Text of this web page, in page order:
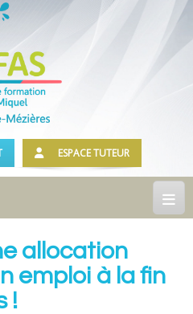
ESPACE TUTEUR
allocation
emploi à la fin
!